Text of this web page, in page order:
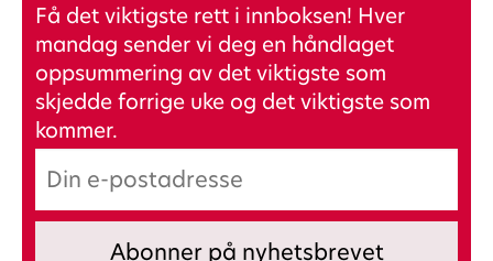
Få det viktigste rett i innboksen! Hver
mandag sender vi deg en håndlaget
oppsummering av det viktigste som
skjedde forrige uke og det viktigste som
kommer.